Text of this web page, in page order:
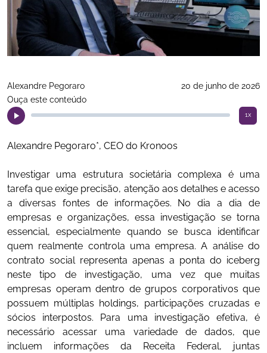
Alexandre Pegoraro
20 de junho de 2026
Ouça este conteúdo
1x
Alexandre Pegoraro*, CEO do Kronoos
Investigar uma estrutura societária complexa é uma
tarefa que exige precisão, atenção aos detalhes e acesso
a diversas fontes de informações. No dia a dia de
empresas e organizações, essa investigação se torna
essencial, especialmente quando se busca identificar
quem realmente controla uma empresa. A análise do
contrato social representa apenas a ponta do iceberg
neste tipo de investigação, uma vez que muitas
empresas operam dentro de grupos corporativos que
possuem múltiplas holdings, participações cruzadas e
sócios interpostos. Para uma investigação efetiva, é
necessário acessar uma variedade de dados, que
incluem informações da Receita Federal, juntas